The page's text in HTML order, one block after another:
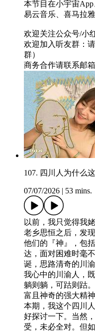
本节目在小宇宙
易云音乐、喜马拉雅
欢迎关注公众号/小
欢迎加入听友群：
群）
商务合作请联系邮
107. 四川人为什么
07/07/2026 53 mins.
以前，我只觉得我
老乡思恒之后，发
他们的『神』，包
达，面对困难时毫
诞，思路清奇的川
我心中的川渝人，
躺则躺，可跍则跍
富且神奇的强大精
本期，我这个四川
好探讨一下。当然
受，未必全对。但